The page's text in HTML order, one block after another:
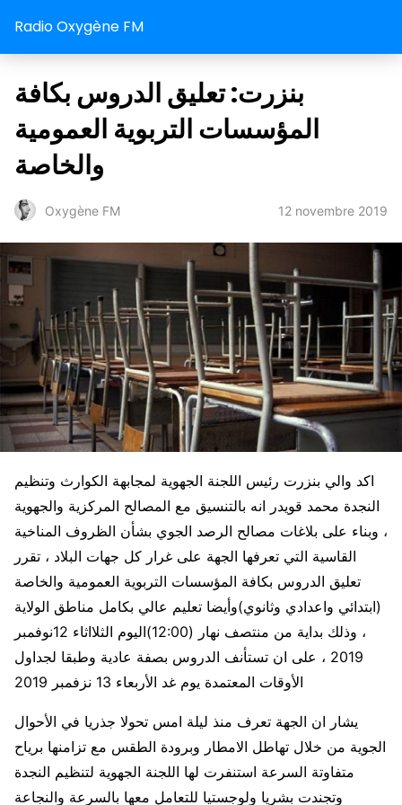
Radio Oxygène FM
بنزرت: تعليق الدروس بكافة
المؤسسات التربوية العمومية
والخاصة
Oxygène FM 12 novembre 2019
اكد والي بنزرت رئيس اللجنة الجهوية لمجابهة الكوارث وتنظيم
النجدة محمد قويدر انه بالتنسيق مع المصالح المركزية والجهوية
، وبناء على بلاغات مصالح الرصد الجوي بشأن الظروف المناخية
القاسية التي تعرفها الجهة على غرار كل جهات البلاد ، تقرر
تعليق الدروس بكافة المؤسسات التربوية العمومية والخاصة
(ابتدائي واعدادي وثانوي)وأيضا تعليم عالي بكامل مناطق الولاية
، وذلك بداية من منتصف نهار (12:00)اليوم الثلااثاء 12نوفمبر
2019 ، على ان تستأنف الدروس بصفة عادية وطبقا لجداول
الأوقات المعتمدة يوم غد الأربعاء 13 نزفمبر 2019
يشار ان الجهة تعرف منذ ليلة امس تحولا جذريا في الأحوال
الجوية من خلال تهاطل الامطار وبرودة الطقس مع تزامنها برياح
متفاوتة السرعة استنفرت لها اللجنة الجهوية لتنظيم النجدة
وتجندت بشريا ولوجستيا للتعامل معها بالسرعة والنجاعة